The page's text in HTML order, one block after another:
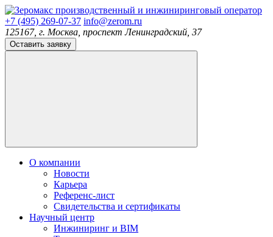
производственный и инжиниринговый оператор
+7 (495) 269-07-37 info@zerom.ru
125167, г. Москва, проспект Ленинградский, 37
Оставить заявку
О компании
Новости
Карьера
Референс-лист
Свидетельства и сертификаты
Научный центр
Инжиниринг и BIM